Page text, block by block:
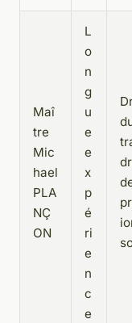
Maî
tre
Mic
hael
PLA
NÇ
ON
L
o
n
g
u
e
e
x
p
é
ri
e
n
c
e